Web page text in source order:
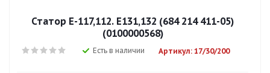
Статор Е-117,112. Е131,132 (684 214 411-05)
(0100000568)
Есть в наличии Артикул: 17/30/200